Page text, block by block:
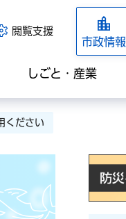
閲覧支援
市政情報
しごと・産業
ください